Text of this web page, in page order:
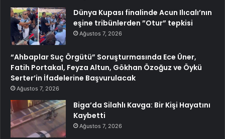
Dünya Kupası finalinde Acun Ilıcalı’nın
eşine tribünlerden ”Otur” tepkisi
Ağustos 7, 2026
“Ahbaplar Suç Örgütü” Soruşturmasında Ece Üner,
Fatih Portakal, Feyza Altun, Gökhan Özoğuz ve Öykü
Serter’in İfadelerine Başvurulacak
Ağustos 7, 2026
Biga’da Silahlı Kavga: Bir Kişi Hayatını
Kaybetti
Ağustos 7, 2026